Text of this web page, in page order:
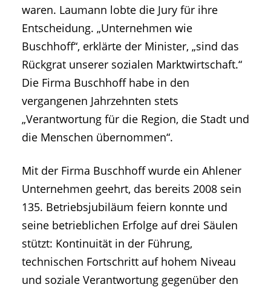
waren. Laumann lobte die Jury für ihre
Entscheidung. „Unternehmen wie
Buschhoff“, erklärte der Minister, „sind das
Rückgrat unserer sozialen Marktwirtschaft.“
Die Firma Buschhoff habe in den
vergangenen Jahrzehnten stets
„Verantwortung für die Region, die Stadt und
die Menschen übernommen“.
Mit der Firma Buschhoff wurde ein Ahlener
Unternehmen geehrt, das bereits 2008 sein
135. Betriebsjubiläum feiern konnte und
seine betrieblichen Erfolge auf drei Säulen
stützt: Kontinuität in der Führung,
technischen Fortschritt auf hohem Niveau
und soziale Verantwortung gegenüber den